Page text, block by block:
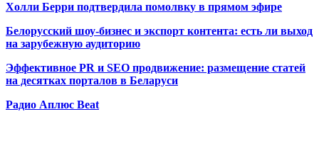
Холли Берри подтвердила помолвку в прямом эфире
Белорусский шоу-бизнес и экспорт контента: есть ли выход
на зарубежную аудиторию
Эффективное PR и SEO продвижение: размещение статей
на десятках порталов в Беларуси
Радио Аплюс Beat